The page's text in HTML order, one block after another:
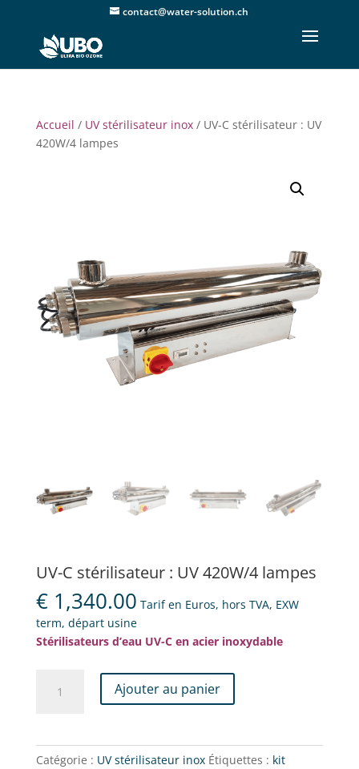
contact@water-solution.ch
Accueil / UV stérilisateur inox/ UV-C stérilisateur : UV
420W/4 lampes
UV-C stérilisateur : UV 420W/4 lampes
€1,340.00 Tarif en Euros, hors TVA, EXW
term, départ usine
Stérilisateurs d’eau UV-C en acier inoxydable
stérilisateur
Ajouter au panier
Catégorie : UV stérilisateur inox Étiquettes : kit